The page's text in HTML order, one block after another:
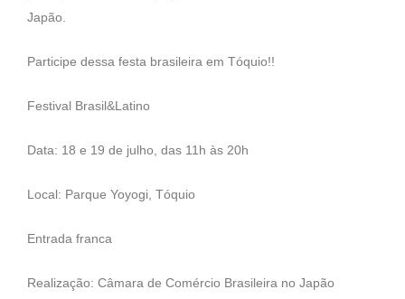
Japão.
Participe dessa festa brasileira em Tóquio!!
Festival Brasil&Latino
Data: 18 e 19 de julho, das 11h às 20h
Local: Parque Yoyogi, Tóquio
Entrada franca
Realização: Câmara de Comércio Brasileira no Japão